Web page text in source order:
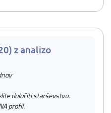
z analizo
določiti starševstvo.
profil.